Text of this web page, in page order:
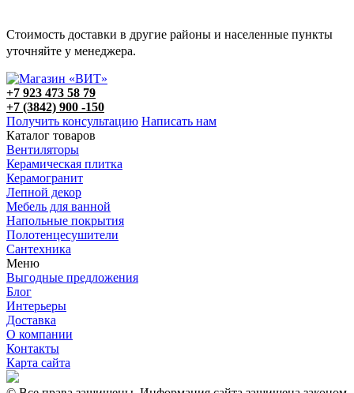
Стоимость доставки в другие районы и населенные пункты
уточняйте у менеджера.
+7 923 473 58 79
+7 (3842) 900 -150
Получить консультацию Написать нам
Каталог товаров
Вентиляторы
Керамическая плитка
Керамогранит
Лепной декор
Мебель для ванной
Напольные покрытия
Полотенцесушители
Сантехника
Меню
Выгодные предложения
Блог
Интерьеры
Доставка
О компании
Контакты
Карта сайта